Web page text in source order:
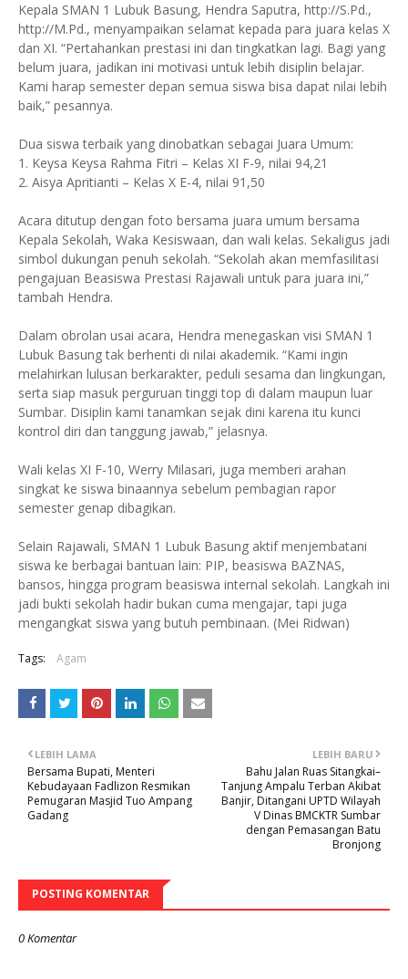
Kepala SMAN 1 Lubuk Basung, Hendra Saputra, http://S.Pd.,
http://M.Pd., menyampaikan selamat kepada para juara kelas X
dan XI. “Pertahankan prestasi ini dan tingkatkan lagi. Bagi yang
belum juara, jadikan ini motivasi untuk lebih disiplin belajar.
Kami harap semester depan semua siswa bisa dapat nilai lebih
baik,” pesannya.
Dua siswa terbaik yang dinobatkan sebagai Juara Umum:
1. Keysa Keysa Rahma Fitri – Kelas XI F-9, nilai 94,21
2. Aisya Apritianti – Kelas X E-4, nilai 91,50
Acara ditutup dengan foto bersama juara umum bersama
Kepala Sekolah, Waka Kesiswaan, dan wali kelas. Sekaligus jadi
simbol dukungan penuh sekolah. “Sekolah akan memfasilitasi
pengajuan Beasiswa Prestasi Rajawali untuk para juara ini,”
tambah Hendra.
Dalam obrolan usai acara, Hendra menegaskan visi SMAN 1
Lubuk Basung tak berhenti di nilai akademik. “Kami ingin
melahirkan lulusan berkarakter, peduli sesama dan lingkungan,
serta siap masuk perguruan tinggi top di dalam maupun luar
Sumbar. Disiplin kami tanamkan sejak dini karena itu kunci
kontrol diri dan tanggung jawab,” jelasnya.
Wali kelas XI F-10, Werry Milasari, juga memberi arahan
singkat ke siswa binaannya sebelum pembagian rapor
semester genap dibagikan.
Selain Rajawali, SMAN 1 Lubuk Basung aktif menjembatani
siswa ke berbagai bantuan lain: PIP, beasiswa BAZNAS,
bansos, hingga program beasiswa internal sekolah. Langkah ini
jadi bukti sekolah hadir bukan cuma mengajar, tapi juga
mengangkat siswa yang butuh pembinaan. (Mei Ridwan)
Tags: Agam
LEBIH BARU
Bahu Jalan Ruas Sitangkai–
Tanjung Ampalu Terban Akibat
Banjir, Ditangani UPTD Wilayah
V Dinas BMCKTR Sumbar
dengan Pemasangan Batu
Bronjong
LEBIH LAMA
Bersama Bupati, Menteri
Kebudayaan Fadlizon Resmikan
Pemugaran Masjid Tuo Ampang
Gadang
POSTING KOMENTAR
0 Komentar